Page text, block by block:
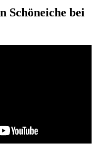
Schöneiche bei